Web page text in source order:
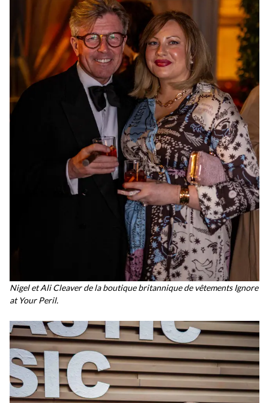
Nigel et Ali Cleaver de la boutique britannique de vêtements Ignore
at Your Peril.